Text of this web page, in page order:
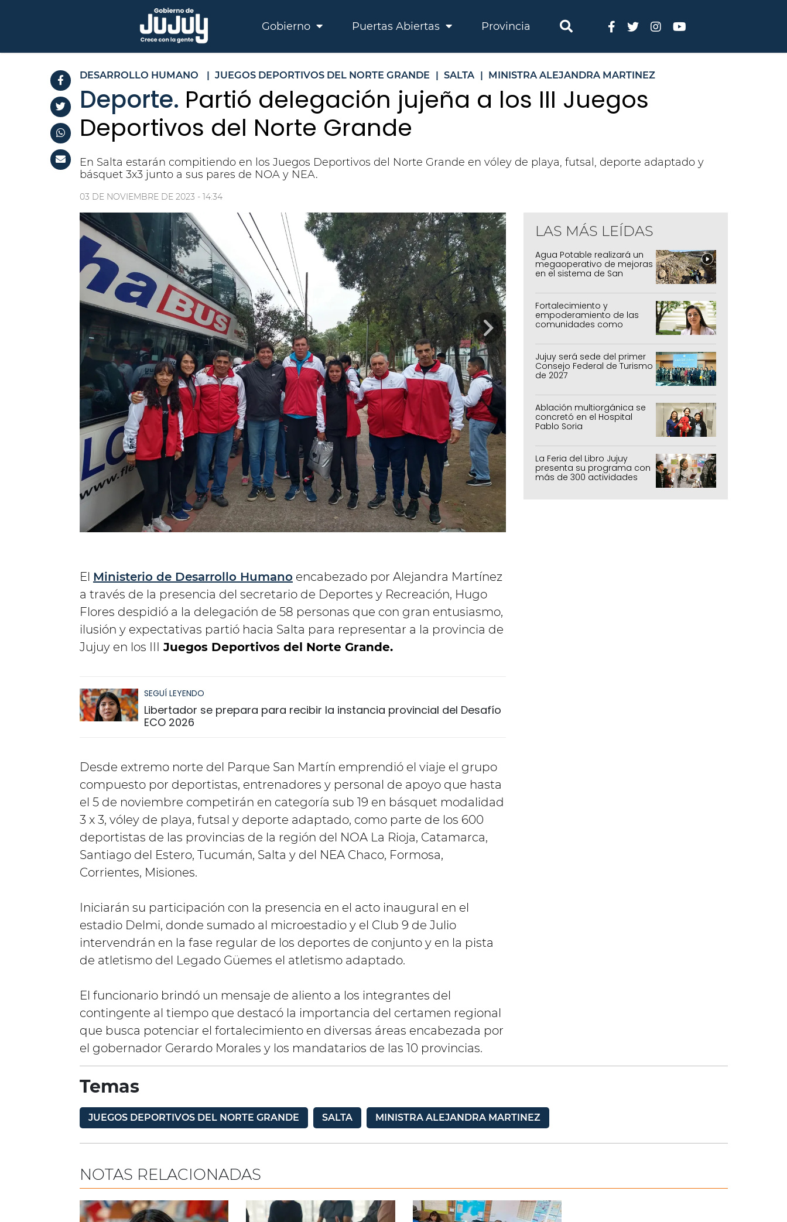
Gobierno Puertas Abiertas Provincia
DESARROLLO HUMANO | JUEGOS DEPORTIVOS DEL NORTE GRANDE | SALTA | MINISTRA ALEJANDRA MARTINEZ
Deporte. Partió delegación jujeña a los III Juegos
Deportivos del Norte Grande
En Salta estarán compitiendo en los Juegos Deportivos del Norte Grande en vóley de playa, futsal, deporte adaptado y
básquet 3x3 junto a sus pares de NOA y NEA.
03 DE NOVIEMBRE DE 2023 - 14:34
El Ministerio de Desarrollo Humano encabezado por Alejandra Martínez
a través de la presencia del secretario de Deportes y Recreación, Hugo
Flores despidió a la delegación de 58 personas que con gran entusiasmo,
ilusión y expectativas partió hacia Salta para representar a la provincia de
Jujuy en los III Juegos Deportivos del Norte Grande.
SEGUÍ LEYENDO
Libertador se prepara para recibir la instancia provincial del Desafío
ECO 2026
Desde extremo norte del Parque San Martín emprendió el viaje el grupo
compuesto por deportistas, entrenadores y personal de apoyo que hasta
el 5 de noviembre competirán en categoría sub 19 en básquet modalidad
3 x 3, vóley de playa, futsal y deporte adaptado, como parte de los 600
deportistas de las provincias de la región del NOA La Rioja, Catamarca,
Santiago del Estero, Tucumán, Salta y del NEA Chaco, Formosa,
Corrientes, Misiones.
Iniciarán su participación con la presencia en el acto inaugural en el
estadio Delmi, donde sumado al microestadio y el Club 9 de Julio
intervendrán en la fase regular de los deportes de conjunto y en la pista
de atletismo del Legado Güemes el atletismo adaptado.
El funcionario brindó un mensaje de aliento a los integrantes del
contingente al tiempo que destacó la importancia del certamen regional
que busca potenciar el fortalecimiento en diversas áreas encabezada por
el gobernador Gerardo Morales y los mandatarios de las 10 provincias.
LAS MÁS LEÍDAS
Agua Potable realizará un
megaoperativo de mejoras
en el sistema de San
Fortalecimiento y
empoderamiento de las
comunidades como
Jujuy será sede del primer
Consejo Federal de Turismo
de 2027
Ablación multiorgánica se
concretó en el Hospital
Pablo Soria
La Feria del Libro Jujuy
presenta su programa con
más de 300 actividades
Temas
JUEGOS DEPORTIVOS DEL NORTE GRANDE SALTA MINISTRA ALEJANDRA MARTINEZ
NOTAS RELACIONADAS